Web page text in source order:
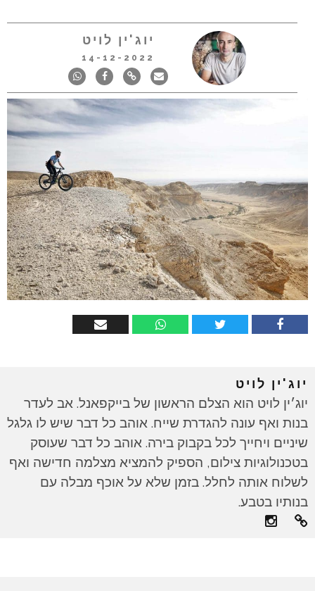
יוג'ין לויט
14-12-2022
יוג'ין לויט
יוג׳ין לויט הוא הצלם הראשון של בייקפאנל. אב לעדר
בנות ואף עונה להגדרת שייח. אוהב כל דבר שיש לו גלגל
שיניים ויחייך לכל בקבוק בירה. אוהב כל דבר שעוסק
בטכנולוגיות צילום, הספיק להמציא מצלמה חדישה ואף
לשלוח אותה לחלל. בזמן שלא על אוכף מבלה עם
בנותיו בטבע.